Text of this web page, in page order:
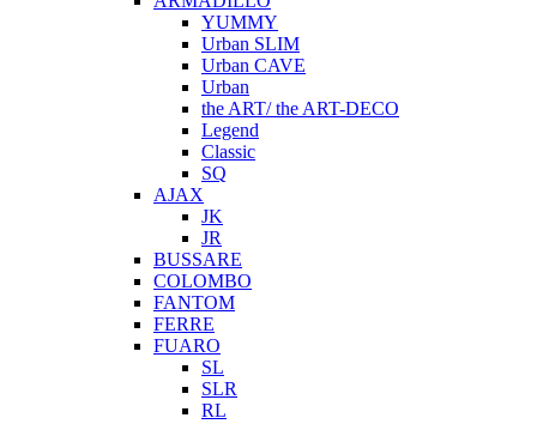
YUMMY
Urban SLIM
Urban CAVE
Urban
the ART/ the ART-DECO
Legend
Classic
SQ
AJAX
JK
JR
BUSSARE
COLOMBO
FANTOM
FERRE
FUARO
SL
SLR
RL